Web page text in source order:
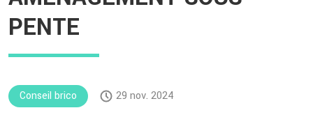
PENTE
Conseil brico 29 nov. 2024